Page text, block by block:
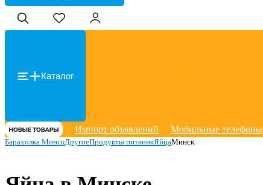
Каталог
Импорт объявлений Мобильные телефоны
Барахолка МинскДругоеПродукты питанияЯйцаМинск